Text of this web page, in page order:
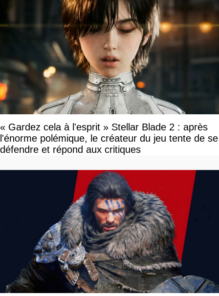
« Gardez cela à l'esprit » Stellar Blade 2 : après
l'énorme polémique, le créateur du jeu tente de se
défendre et répond aux critiques